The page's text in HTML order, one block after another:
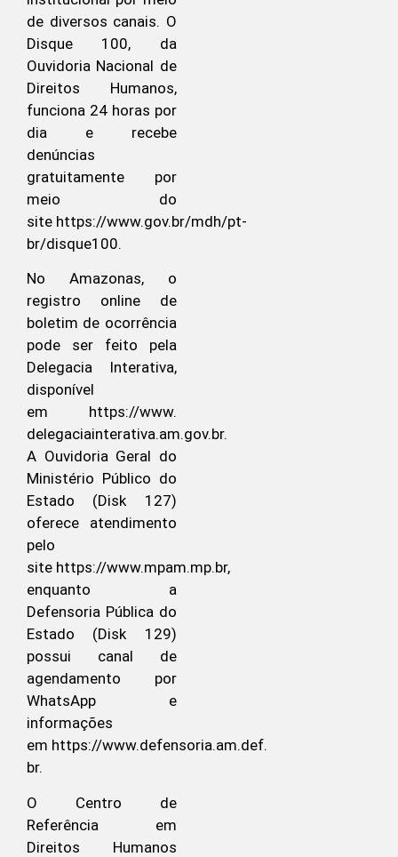
de diversos canais. O
Disque 100, da
Ouvidoria Nacional de
Direitos Humanos,
funciona 24 horas por
dia e recebe
denúncias
gratuitamente por
meio do
site https://www.gov.br/mdh/pt-
br/disque100.
No Amazonas, o
registro online de
boletim de ocorrência
pode ser feito pela
Delegacia Interativa,
disponível
em https://www.
delegaciainterativa.am.gov.br.
A Ouvidoria Geral do
Ministério Público do
Estado (Disk 127)
oferece atendimento
pelo
site https://www.mpam.mp.br,
enquanto a
Defensoria Pública do
Estado (Disk 129)
possui canal de
agendamento por
WhatsApp e
informações
em https://www.defensoria.am.def.
br.
O Centro de
Referência em
Direitos Humanos